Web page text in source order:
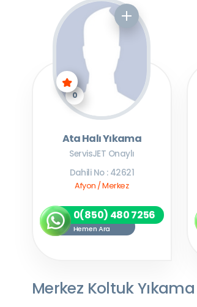
0
Ata Halı Yıkama
ServisJET Onaylı
Dahili No : 42621
Afyon / Merkez
0(850) 480 7256
Hemen Ara
Merkez Koltuk